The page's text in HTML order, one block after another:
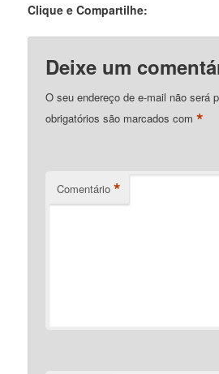
Clique e Compartilhe:
Deixe um
O seu endereço de e-mail não será
obrigatórios são marcados com*
Comentário *